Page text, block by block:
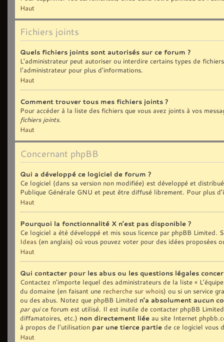
Haut
Fichiers joints
Quels fichiers joints sont autorisés sur ce forum ?
L’administrateur peut autoriser ou interdire certains types de
l’administrateur pour plus d’informations.
Haut
Comment trouver tous mes fichiers joints ?
Pour accéder à la liste des fichiers que vous avez joints à vos
fichiers joints.
Haut
Concernant phpBB
Qui a développé ce logiciel de forum ?
Ce logiciel (dans sa version non modifiée) est développé et
Publique Générale GNU et peut être diffusé librement. Pour plus
Haut
Pourquoi la fonctionnalité X n’est pas disponible ?
Ce logiciel a été développé et mis sous licence par phpBB Limited.
Ideas (en anglais) où vous pouvez voter pour des idées proposées
Haut
Qui contacter pour les abus ou les questions légales
Contactez n’importe lequel des administrateurs de la liste «
du domaine (en faisant une recherche sur whois) ou si un service
ou des abus. Notez que phpBB Limited n’a absolument aucun
par quice forum est utilisé. Il est inutile de contacter phpBB
diffamatoires, etc.) non directement liée au site Internet
à propos de l’utilisation par une tierce partie de ce logiciel vous
Haut